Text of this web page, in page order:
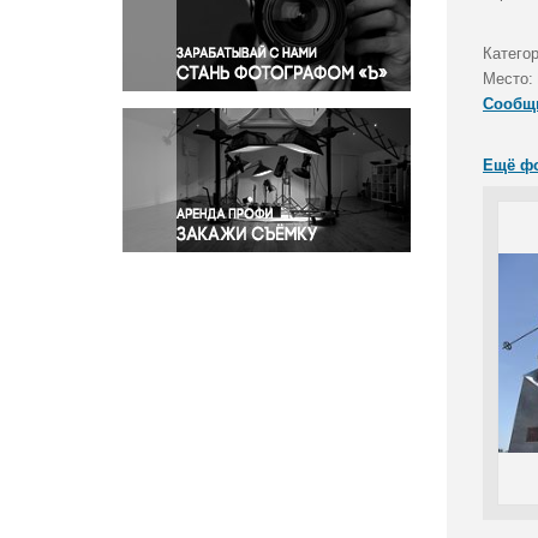
Правосудие
Происшествия и конфликты
Религия
Светская жизнь
Спорт
Экология
Экономика и бизнес
Место:
Ещё